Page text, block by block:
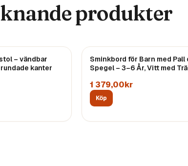
produkter
– vändbar
kanter
Sminkbord för Barn med Pall
Spegel – 3–6 År, Vitt med Trä
1 379,00kr
Köp